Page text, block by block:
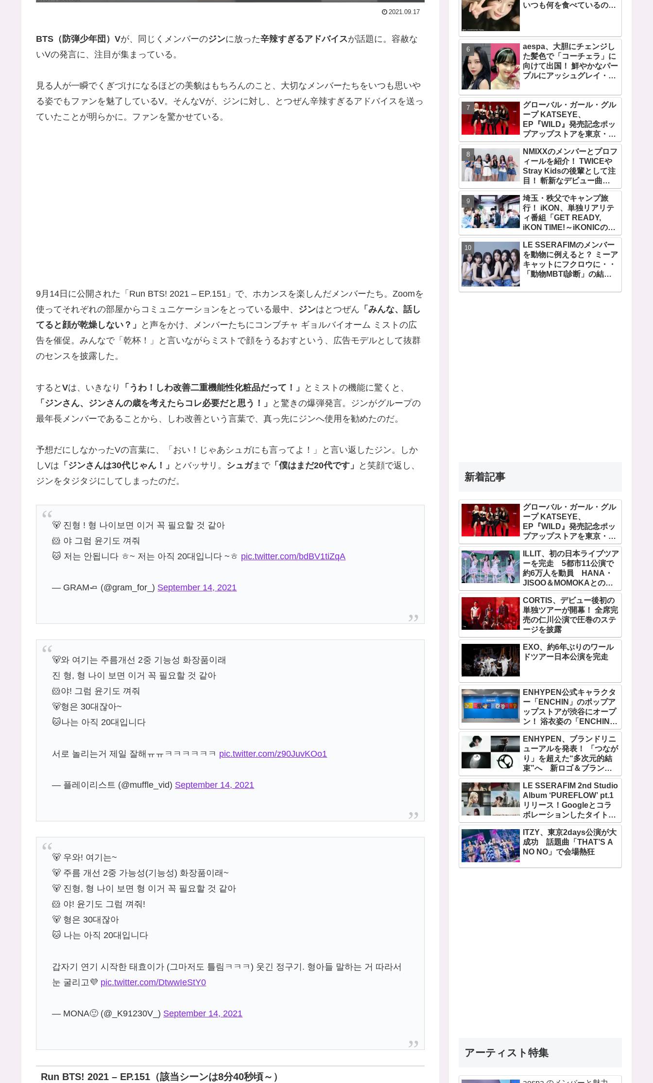
2021.09.17
BTS（防弾少年団）Vが、同じくメンバーのジンに放った辛辣すぎるアドバイスが話題に。容赦な
いVの発言に、注目が集まっている。
見る人が一瞬でくぎづけになるほどの美貌はもちろんのこと、大切なメンバーたちをいつも思いや
る姿でもファンを魅了しているV。そんなVが、ジンに対し、とつぜん辛辣すぎるアドバイスを送っ
ていたことが明らかに。ファンを驚かせている。
9月14日に公開された「Run BTS! 2021 – EP.151」で、ホカンスを楽しんだメンバーたち。Zoomを
使ってそれぞれの部屋からコミュニケーションをとっている最中、 ジンはとつぜん 「みんな、話し
てると顔が乾燥しない？」
と声をかけ、メンバーたちにコンブチャ ギョルバイオーム ミストの広
告を催促。みんなで「乾杯！」と言いながらミストで顔をうるおすという、広告モデルとして抜群
のセンスを披露した。
すると Vは、いきなり 「うわ！しわ改善二重機能性化粧品だって！」
とミストの機能に驚くと、
「ジンさん、ジンさんの歳を考えたらコレ必要だと思う！」
と驚きの爆弾発言。ジンがグループの
最年長メンバーであることから、しわ改善という言葉で、真っ先にジンへ使用を勧めたのだ。
予想だにしなかったVの言葉に、「おい！じゃあシュガにも言ってよ！」と言い返したジン。しか
しVは 「ジンさんは30代じゃん！」 とバッサリ。 シュガまで「僕はまだ20代です」
と笑顔で返し、
ジンをタジタジにしてしまったのだ。
🐻 진형 ! 형 나이보면 이거 꼭 필요할 것 같아
🐹 야 그럼 윤기도 껴줘
🐱 저는 안됩니다 ㅎ~ 저는 아직 20대입니다 ~ㅎ pic.twitter.com/bdBV1tiZqA
— GRAM🧈 (@gram_for_) September 14, 2021
🐻와 여기는 주름개선 2중 기능성 화장품이래
진 형, 형 나이 보면 이거 꼭 필요할 것 같아
🐹야! 그럼 윤기도 껴줘
🐻형은 30대잖아~
🐱나는 아직 20대입니다
서로 놀리는거 제일 잘해ㅠㅠㅋㅋㅋㅋㅋㅋ pic.twitter.com/z90JuvKOo1
— 플레이리스트 (@muffle_vid) September 14, 2021
🐻 우와! 여기는~
🐻 주름 개선 2중 가능성(기능성) 화장품이래~
🐻 진형, 형 나이 보면 형 이거 꼭 필요할 것 같아
🐹 야! 윤기도 그럼 껴줘!
🐻 형은 30대잖아
🐱 나는 아직 20대입니다
갑자기 연기 시작한 태효이가 (그마저도 틀림ㅋㅋㅋ) 웃긴 정구기. 형아들 말하는 거 따라서
눈 굴리고💜 pic.twitter.com/DtwwIeStY0
— MONA🙂 (@_K91230V_) September 14, 2021
Run BTS! 2021 – EP.151（該当シーンは8分40秒頃～）
いつも何を食べているの？
aespa、大胆にチェンジし
た髪色で「コーチェラ」に
向けて出国！ 鮮やかなパー
プルにアッシュグレイ・・
ターと完全一致のその姿に
悶絶
グローバル・ガール・グル
ープ KATSEYE、
EP『WILD』発売記念ポッ
プアップストアを東京・原
宿で開催 限定グッズも登
場
NMIXXのメンバーとプロフ
ィールを紹介！ TWICEや
Stray Kidsの後輩として注
目！ 斬新なデビュー曲
「O.O」は世界中で話題
に！ 第４世代を代表する美
女ソリュンをはじめ、全員
ビジュアルメンバーといわ
れるその魅力をチェック
埼玉・秩父でキャンプ旅
行！ iKON、単独リアリテ
ィ番組「GET READY,
iKON TIME!～iKONICのた
めなら～ 」が、７月７日か
らMnetで放送・配信スター
ト
LE SSERAFIMのメンバー
を動物に例えると？ ミーア
キャットにフクロウに・・
「動物MBTI診断」の結果
新着記事
グローバル・ガール・グル
ープ KATSEYE、
EP『WILD』発売記念ポッ
プアップストアを東京・原
宿で開催 限定グッズも登
場ILLIT、初の日本ライブツア
ーを完走 5都市11公演で
約6万人を動員 HANA・
JISOO＆MOMOKAとのス
ペシャルコラボも実現
CORTIS、デビュー後初の
単独ツアーが開幕！ 全席完
売の仁川公演で圧巻のステ
ージを披露
EXO、約6年ぶりのワール
ドツアー日本公演を完走
ENHYPEN公式キャラクタ
ー「ENCHIN」のポップア
ップストアが渋谷にオープ
ン！ 浴衣姿の「ENCHIN」
が登場
ENHYPEN、ブランドリニ
ューアルを発表！ 「つなが
り」を超えた“多次元的結
束”へ 新ロゴ＆ブランド
フィルム公開
LE SSERAFIM 2nd Studio
Album ‘PUREFLOW’ pt.1
リリース！Googleとコラ
ボレーションしたタイトル
曲「BOOMPALA」MVも公
開
ITZY、東京2days公演が大
成功 話題曲「THAT’S A
NO NO」で会場熱狂
アーティスト特集